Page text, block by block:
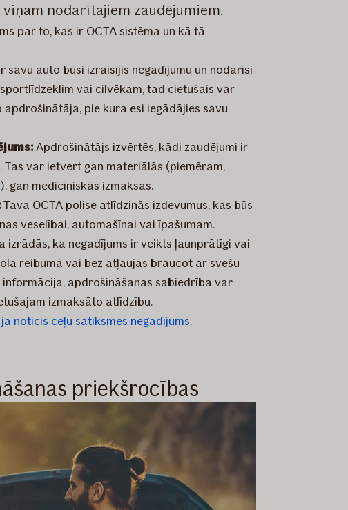
nodarītajiem zaudējumiem.
par to, kas ir OCTA sistēma un kā tā
savu auto būsi izraisījis negadījumu un nodarīsi
vai cilvēkam, tad cietušais var
pie kura esi iegādājies savu
Apdrošinātājs izvērtēs, kādi zaudējumi ir
Tas var ietvert gan materiālās (piemēram,
gan medicīniskās izmaksas.
Tava OCTA polise atlīdzinās izdevumus, kas būs
veselībai, automašīnai vai īpašumam.
izrādās, ka negadījums ir veikts ļaunprātīgi vai
reibumā vai bez atļaujas braucot ar svešu
apdrošināšanas sabiedrība var
izmaksāto atlīdzību.
noticis ceļu satiksmes negadījums.
priekšrocības